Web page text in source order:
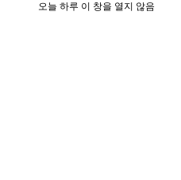
오늘 하루 이 창을 열지 않음